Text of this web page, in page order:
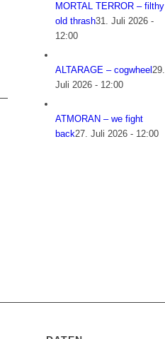
MORTAL TERROR – filthy
old thrash31. Juli 2026 -
12:00
ALTARAGE – cogwheel29.
Juli 2026 - 12:00
ATMORAN – we fight
back27. Juli 2026 - 12:00